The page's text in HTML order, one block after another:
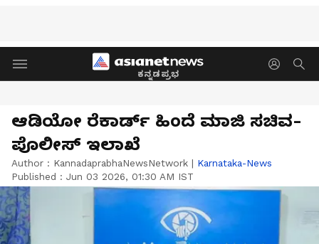
ಕನ್ನಡಪ್ರಭ
ಆಡಿಯೋ ರೆಕಾರ್ಡ್ ಹಿಂದೆ ಮಾಜಿ ಸಚಿವ-
ಪೊಲೀಸ್ ಇಲಾಖೆ
Author : KannadaprabhaNewsNetwork | Karnataka-News
Published : Jun 03 2026, 01:30 AM IST